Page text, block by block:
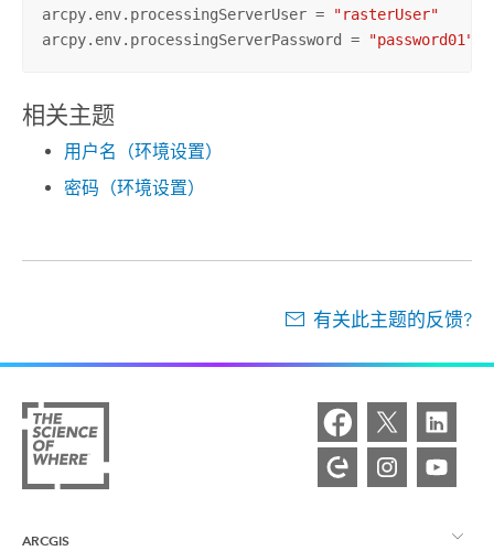
arcpy.env.processingServerUser =
"rasterUser"
arcpy.env.processingServerPassword =
"password01"
相关主题
用户名（环境设置）
密码（环境设置）
有关此主题的反馈?
ARCGIS